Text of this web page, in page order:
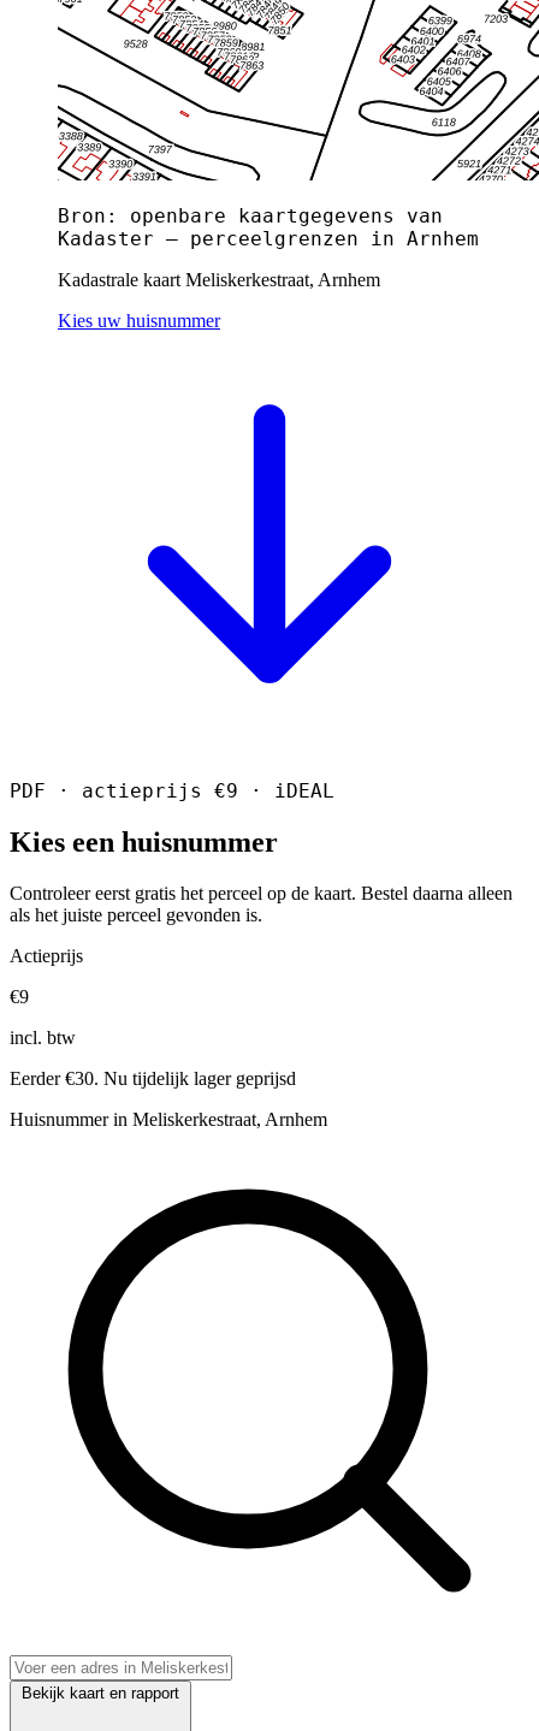
Bron: openbare kaartgegevens van
Kadaster — perceelgrenzen in Arnhem
Kadastrale kaart Meliskerkestraat, Arnhem
Kies uw huisnummer
PDF · actieprijs €9 · iDEAL
Kies een huisnummer
Controleer eerst gratis het perceel op de kaart. Bestel daarna alleen
als het juiste perceel gevonden is.
Actieprijs
€9
incl. btw
Eerder €30. Nu tijdelijk lager geprijsd
Huisnummer in Meliskerkestraat, Arnhem
Bekijk kaart en rapport